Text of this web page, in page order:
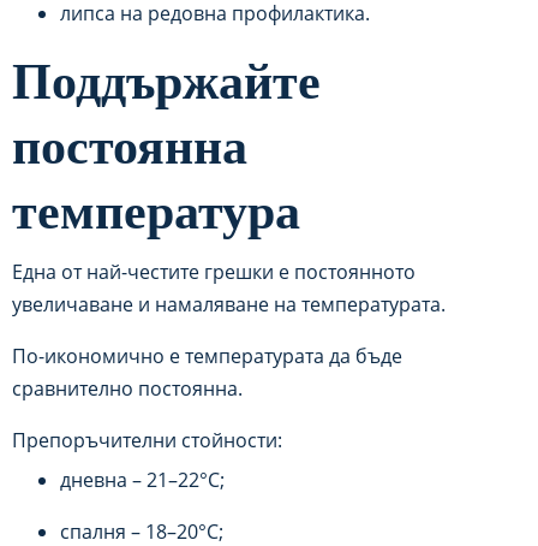
липса на редовна профилактика.
Поддържайте
постоянна
температура
Една от най-честите грешки е постоянното
увеличаване и намаляване на температурата.
По-икономично е температурата да бъде
сравнително постоянна.
Препоръчителни стойности:
дневна – 21–22°C;
спалня – 18–20°C;